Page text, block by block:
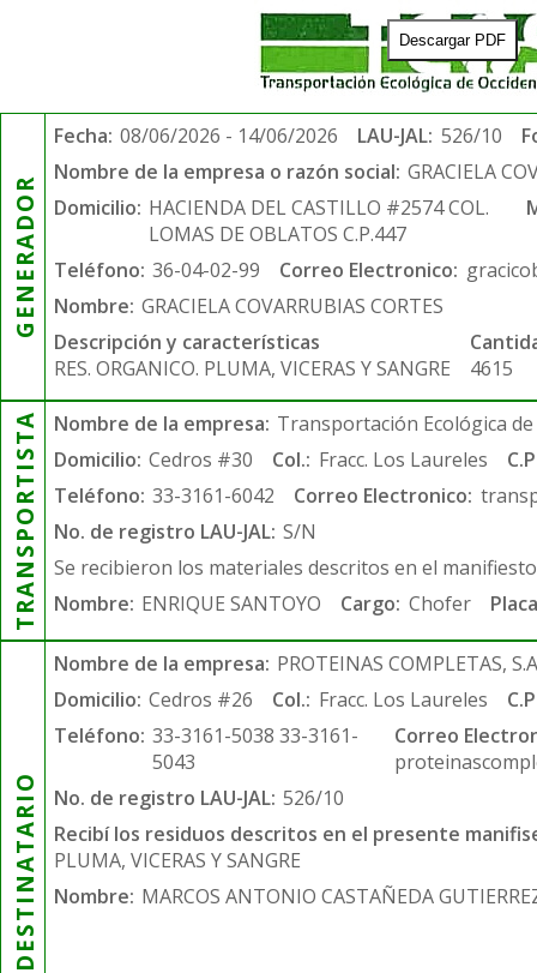
Descargar PDF
GENERADOR
Fecha: 08/06/2026 - 14/06/2026 LAU-JAL: 526/10
Nombre de la empresa o razón social: GRACIELA
Domicilio: HACIENDA DEL CASTILLO #2574 COL.
LOMAS DE OBLATOS C.P.447
Teléfono: 36-04-02-99 Correo Electronico:
Nombre: GRACIELA COVARRUBIAS CORTES
Descripción y características
RES. ORGANICO. PLUMA, VICERAS Y SANGRE
4615
TRANSPORTISTA Nombre de la empresa: Transportación Ecológica de
Domicilio: Cedros #30 Col.: Fracc. Los Laureles
Teléfono: 33-3161-6042 Correo Electronico:
No. de registro LAU-JAL: S/N
Se recibieron los materiales descritos en el
Nombre: ENRIQUE SANTOYO Cargo: Chofer
DESTINATARIO
Nombre de la empresa: PROTEINAS COMPLETAS,
Domicilio: Cedros #26 Col.: Fracc. Los Laureles
Teléfono: 33-3161-5038 33-3161-
5043
Correo
No. de registro LAU-JAL: 526/10
Recibí los residuos descritos en el presente
PLUMA, VICERAS Y SANGRE
Nombre: MARCOS ANTONIO CASTAÑEDA